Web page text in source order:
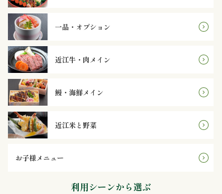
菜
お
子
様
メ
ニ
ュ
ー
一品・オプション
近江牛・肉メイン
鰻・海鮮メイン
近江米と野菜
お子様メニュー
利用シーンから選ぶ